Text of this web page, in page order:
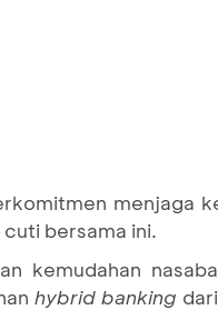
menjaga
bersama ini.
kemudahan
hybrid banking